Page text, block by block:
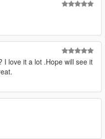
I love it a lot .Hope will see it